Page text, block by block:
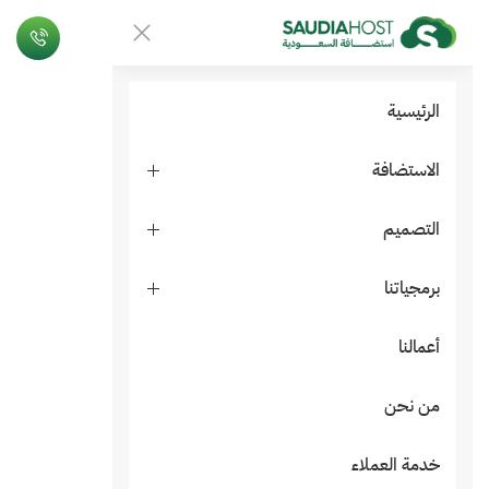
الرئيسية
الاستضافة
التصميم
برمجياتنا
أعمالنا
من نحن
خدمة العملاء